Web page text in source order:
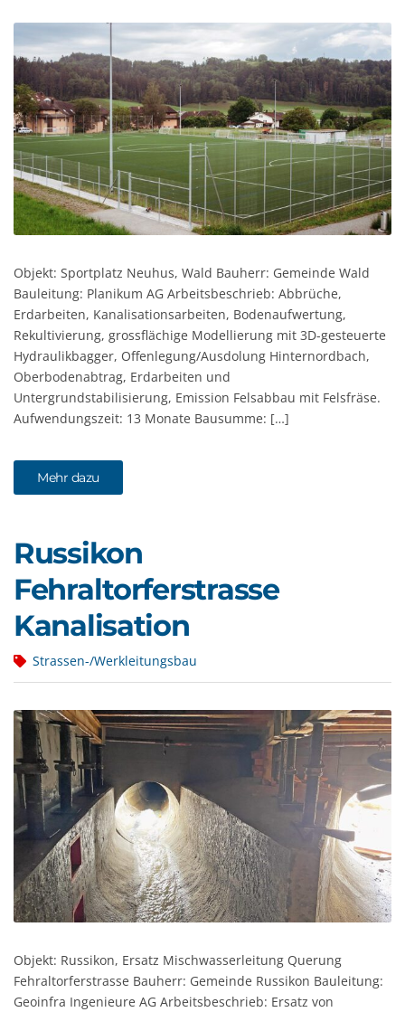
Objekt: Sportplatz Neuhus, Wald Bauherr: Gemeinde Wald
Bauleitung: Planikum AG Arbeitsbeschrieb: Abbrüche,
Erdarbeiten, Kanalisationsarbeiten, Bodenaufwertung,
Rekultivierung, grossflächige Modellierung mit 3D-gesteuerte
Hydraulikbagger, Offenlegung/Ausdolung Hinternordbach,
Oberbodenabtrag, Erdarbeiten und
Untergrundstabilisierung, Emission Felsabbau mit Felsfräse.
Aufwendungszeit: 13 Monate Bausumme: […]
Mehr dazu
Russikon
Fehraltorferstrasse
Kanalisation
Strassen-/Werkleitungsbau
Objekt: Russikon, Ersatz Mischwasserleitung Querung
Fehraltorferstrasse Bauherr: Gemeinde Russikon Bauleitung:
Geoinfra Ingenieure AG Arbeitsbeschrieb: Ersatz von